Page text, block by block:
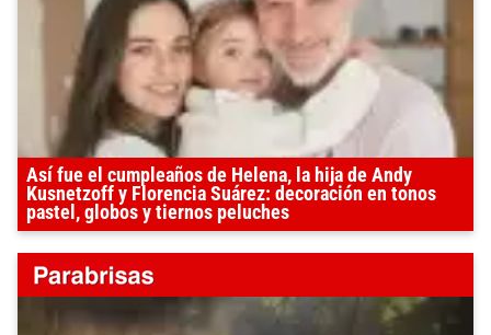
Así fue el cumpleaños de Helena, la hija de Andy
Kusnetzoff y Florencia Suárez: decoración en tonos
pastel, globos y tiernos peluches